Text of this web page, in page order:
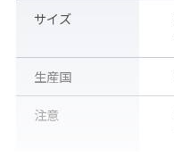
サイズ
生産国
注意